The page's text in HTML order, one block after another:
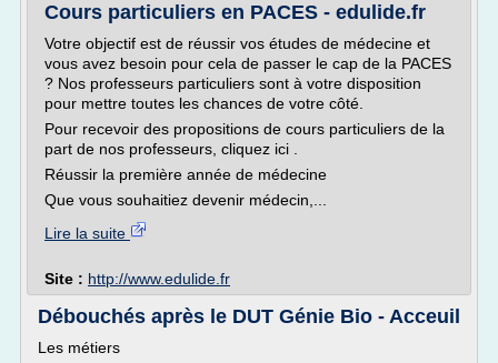
Cours particuliers en PACES - edulide.fr
Votre objectif est de réussir vos études de médecine et
vous avez besoin pour cela de passer le cap de la PACES
? Nos professeurs particuliers sont à votre disposition
pour mettre toutes les chances de votre côté.
Pour recevoir des propositions de cours particuliers de la
part de nos professeurs, cliquez ici .
Réussir la première année de médecine
Que vous souhaitiez devenir médecin,...
Lire la suite
Site : http://www.edulide.fr
Débouchés après le DUT Génie Bio - Acceuil
Les métiers